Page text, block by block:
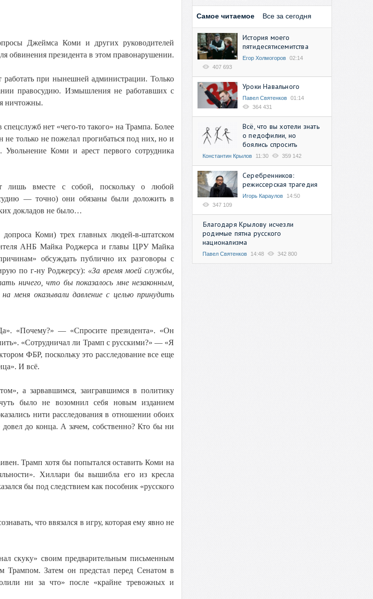
Джеймса Коми и других руководителей
обвинения президента в этом правонарушении.
при нынешней администрации. Только
правосудию. Измышления не работавших с
ничтожны.
нет «чего-то такого» на Трампа. Более
только не пожелал прогибаться под них, но и
Увольнение Коми и арест первого сотрудника
лишь вместе с собой, поскольку о любой
— точно) они обязаны были доложить в
докладов не было…
Коми) трех главных людей-в-штатском
АНБ Майка Роджерса и главы ЦРУ Майка
обсуждать публично их разговоры с
по г-ну Роджерсу): «За время моей службы,
ничего, что бы показалось мне незаконным,
оказывали давление с целью принудить
«Почему?» — «Спросите президента». «Он
«Сотрудничал ли Трамп с русскими?» — «Я
ФБР, поскольку это расследование все еще
И всё.
а зарвавшимся, заигравшимся в политику
было не возомнил себя новым изданием
нити расследования в отношении обоих
до конца. А зачем, собственно? Кто бы ни
Трамп хотя бы попытался оставить Коми на
Хиллари бы вышибла его из кресла
бы под следствием как пособник «русского
что ввязался в игру, которая ему явно не
скуку» своим предварительным письменным
Трампом. Затем он предстал перед Сенатом в
ни за что» после «крайне тревожных и
Самое читаемое Все за сегодня
История моего
пятидесятисемитства
Егор Холмогоров 02:14
407 693
Уроки Навального
Павел Святенков 01:14
364 431
Всё, что вы хотели знать
о педофилии, но
боялись спросить
Константин Крылов 11:30 359 142
Серебренников:
режиссерская трагедия
Игорь Караулов
14:50
347 109
Благодаря Крылову исчезли
родимые пятна русского
национализма
Павел Святенков 14:48 342 800